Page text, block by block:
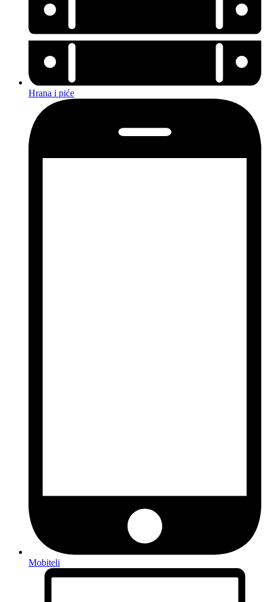
Hrana i piće
Mobiteli